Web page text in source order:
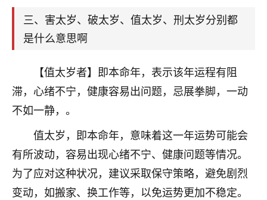
三、害太岁、破太岁、值太岁、刑太岁分别都
是什么意思啊
【值太岁者】即本命年，表示该年运程有阻
滞，心绪不宁，健康容易出问题，忌展拳脚，一动
不如一静，。
值太岁，即本命年，意味着这一年运势可能会
有所波动，容易出现心绪不宁、健康问题等情况。
为了应对这种状况，建议采取保守策略，避免剧烈
变动，如搬家、换工作等，以免运势更加不稳定。
我是做餐饮的，这两年，生意屡屡受挫，店开一家关
一家，要么生意不好，生意好的就出事。前些年攒的
回事？
鹿森：你可以找老师看看，人有时不服命不行
啊！
是我从找店开始都是找慧来老师跟进的，选
址、风水、还有开业日子，哪哪都看了，虽然
大环境不好，但是我家生意还可以，前几天又
刚找老师做了补财库，希望财运更好一点！